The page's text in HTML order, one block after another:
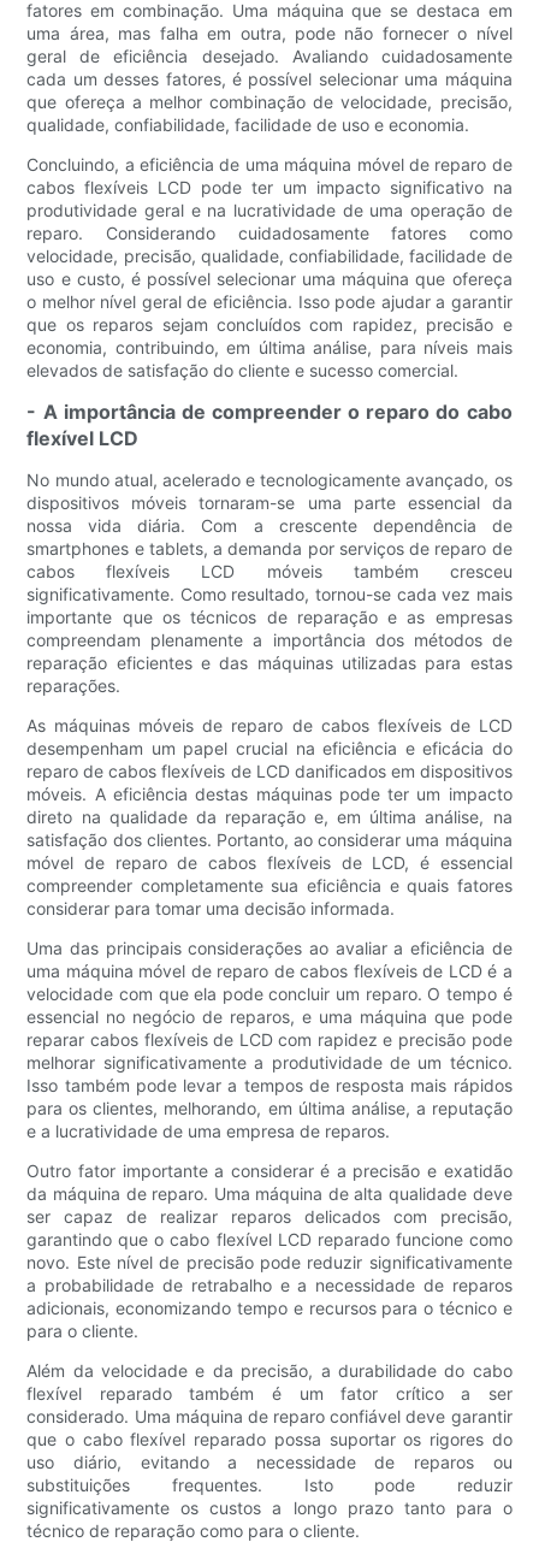
fatores em combinação. Uma máquina que se destaca em
uma área, mas falha em outra, pode não fornecer o nível
geral de eficiência desejado. Avaliando cuidadosamente
cada um desses fatores, é possível selecionar uma máquina
que ofereça a melhor combinação de velocidade, precisão,
qualidade, confiabilidade, facilidade de uso e economia.
Concluindo, a eficiência de uma máquina móvel de reparo de
cabos flexíveis LCD pode ter um impacto significativo na
produtividade geral e na lucratividade de uma operação de
reparo. Considerando cuidadosamente fatores como
velocidade, precisão, qualidade, confiabilidade, facilidade de
uso e custo, é possível selecionar uma máquina que ofereça
o melhor nível geral de eficiência. Isso pode ajudar a garantir
que os reparos sejam concluídos com rapidez, precisão e
economia, contribuindo, em última análise, para níveis mais
elevados de satisfação do cliente e sucesso comercial.
- A importância de compreender o reparo do cabo
flexível LCD
No mundo atual, acelerado e tecnologicamente avançado, os
dispositivos móveis tornaram-se uma parte essencial da
nossa vida diária. Com a crescente dependência de
smartphones e tablets, a demanda por serviços de reparo de
cabos flexíveis LCD móveis também cresceu
significativamente. Como resultado, tornou-se cada vez mais
importante que os técnicos de reparação e as empresas
compreendam plenamente a importância dos métodos de
reparação eficientes e das máquinas utilizadas para estas
reparações.
As máquinas móveis de reparo de cabos flexíveis de LCD
desempenham um papel crucial na eficiência e eficácia do
reparo de cabos flexíveis de LCD danificados em dispositivos
móveis. A eficiência destas máquinas pode ter um impacto
direto na qualidade da reparação e, em última análise, na
satisfação dos clientes. Portanto, ao considerar uma máquina
móvel de reparo de cabos flexíveis de LCD, é essencial
compreender completamente sua eficiência e quais fatores
considerar para tomar uma decisão informada.
Uma das principais considerações ao avaliar a eficiência de
uma máquina móvel de reparo de cabos flexíveis de LCD é a
velocidade com que ela pode concluir um reparo. O tempo é
essencial no negócio de reparos, e uma máquina que pode
reparar cabos flexíveis de LCD com rapidez e precisão pode
melhorar significativamente a produtividade de um técnico.
Isso também pode levar a tempos de resposta mais rápidos
para os clientes, melhorando, em última análise, a reputação
e a lucratividade de uma empresa de reparos.
Outro fator importante a considerar é a precisão e exatidão
da máquina de reparo. Uma máquina de alta qualidade deve
ser capaz de realizar reparos delicados com precisão,
garantindo que o cabo flexível LCD reparado funcione como
novo. Este nível de precisão pode reduzir significativamente
a probabilidade de retrabalho e a necessidade de reparos
adicionais, economizando tempo e recursos para o técnico e
para o cliente.
Além da velocidade e da precisão, a durabilidade do cabo
flexível reparado também é um fator crítico a ser
considerado. Uma máquina de reparo confiável deve garantir
que o cabo flexível reparado possa suportar os rigores do
uso diário, evitando a necessidade de reparos ou
substituições frequentes. Isto pode reduzir
significativamente os custos a longo prazo tanto para o
técnico de reparação como para o cliente.